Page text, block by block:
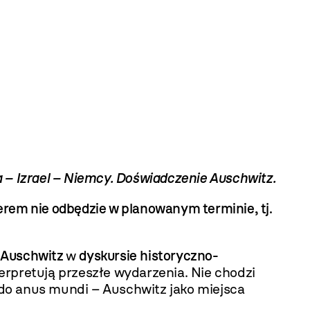
– Izrael – Niemcy. Doświadczenie Auschwitz.
nie odbędzie w planowanym terminie, tj.
Auschwitzwdyskursie historyczno-
przeszłe wydarzenia. Nie chodzi
anus mundi – Auschwitz jako miejsca